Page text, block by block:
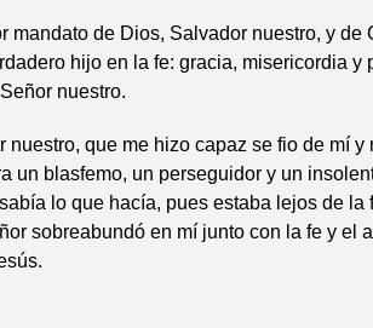
mandato de Dios, Salvador nuestro, y de
hijo en la fe: gracia, misericordia y
nuestro.
nuestro, que me hizo capaz se fio de mí y
un blasfemo, un perseguidor y un
lo que hacía, pues estaba lejos de la
sobreabundó en mí junto con la fe y el